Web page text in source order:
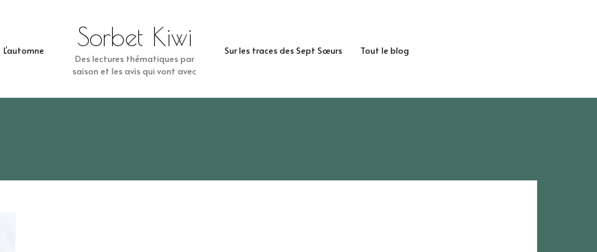
L’automne Sur les traces des Sept Sœurs Tout le blog
Sorbet Kiwi
Des lectures thématiques par
saison et les avis qui vont avec